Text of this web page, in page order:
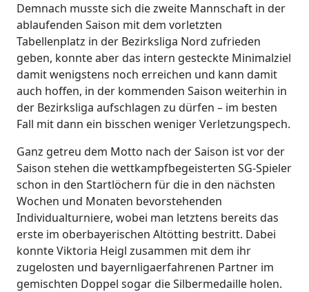
Demnach musste sich die zweite Mannschaft in der
ablaufenden Saison mit dem vorletzten
Tabellenplatz in der Bezirksliga Nord zufrieden
geben, konnte aber das intern gesteckte Minimalziel
damit wenigstens noch erreichen und kann damit
auch hoffen, in der kommenden Saison weiterhin in
der Bezirksliga aufschlagen zu dürfen – im besten
Fall mit dann ein bisschen weniger Verletzungspech.
Ganz getreu dem Motto nach der Saison ist vor der
Saison stehen die wettkampfbegeisterten SG-Spieler
schon in den Startlöchern für die in den nächsten
Wochen und Monaten bevorstehenden
Individualturniere, wobei man letztens bereits das
erste im oberbayerischen Altötting bestritt. Dabei
konnte Viktoria Heigl zusammen mit dem ihr
zugelosten und bayernligaerfahrenen Partner im
gemischten Doppel sogar die Silbermedaille holen.